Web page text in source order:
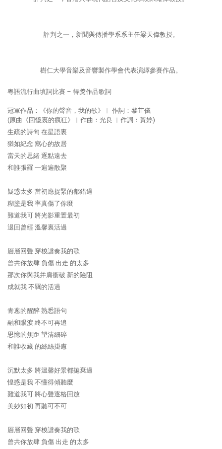
評判之一，新聞與傳播學系系主任梁天偉教授。
樹仁大學音樂及音響製作學會代表演繹參賽作品。
粵語流行曲填詞比賽 – 得獎作品歌詞
冠軍作品：《你的聲音，我的歌》︳ 作詞：黎芷儀
(原曲《回憶裏的瘋狂》︳作曲：光良 ︳作詞：黃婷)
生疏的詩句 在星語裏
猶如紀念 窩心的故居
當天的思緒 逐點遠去
和誰張羅 一遍遍散聚
疑惑太多 當初應捉緊的都錯過
糊塗是我 率真傷了你麼
難道我可 將光影重置最初
退回曾經 溫馨裏活過
層層回聲 穿梭譜奏我的歌
曾共你放肆 負傷 出走 的太多
那次你與我并肩衝破 新的險阻
成就我 不羈的活過
青蔥的醒醉 熟悉語句
融和眼淚 終不可再追
思憶的焦距 望清細碎
和誰收藏 的絲絲掛慮
沉默太多 將溫馨好景都拋棄過
惶惑是我 不懂得傾聽麼
難道我可 將心聲逐格回放
美妙如初 再聽可不可
層層回聲 穿梭譜奏我的歌
曾共你放肆 負傷 出走 的太多